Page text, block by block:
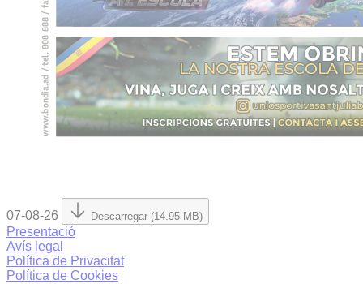
07-08-26 Descarregar (14.95 MB)
Presentació
Avís legal
Política de Privacitat
Política de Cookies